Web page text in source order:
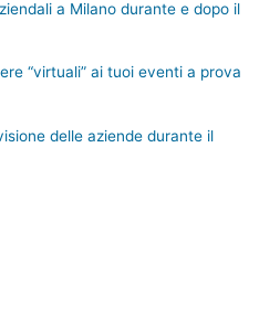
a Milano durante e dopo il
“virtuali” ai tuoi eventi a prova
delle aziende durante il